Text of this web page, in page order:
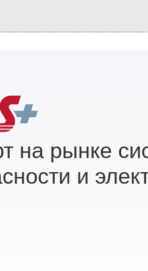
на рынке
и